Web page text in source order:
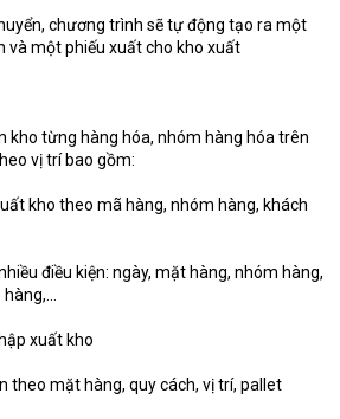
chương trình sẽ tự động tạo ra một
và một phiếu xuất cho kho xuất
kho từng hàng hóa, nhóm hàng hóa trên
vị trí bao gồm:
kho theo mã hàng, nhóm hàng, khách
điều kiện: ngày, mặt hàng, nhóm hàng,
xuất kho
theo mặt hàng, quy cách, vị trí, pallet